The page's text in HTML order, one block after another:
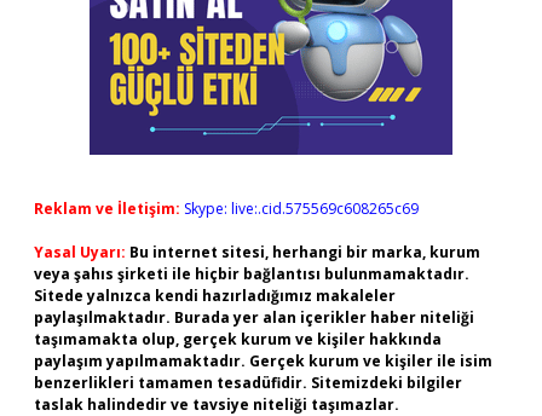
Reklam ve İletişim: Skype: live:.cid.575569c608265c69
Yasal Uyarı: Bu internet sitesi, herhangi bir marka, kurum
veya şahıs şirketi ile hiçbir bağlantısı bulunmamaktadır.
Sitede yalnızca kendi hazırladığımız makaleler
paylaşılmaktadır. Burada yer alan içerikler haber niteliği
taşımamakta olup, gerçek kurum ve kişiler hakkında
paylaşım yapılmamaktadır. Gerçek kurum ve kişiler ile isim
benzerlikleri tamamen tesadüfidir. Sitemizdeki bilgiler
taslak halindedir ve tavsiye niteliği taşımazlar.